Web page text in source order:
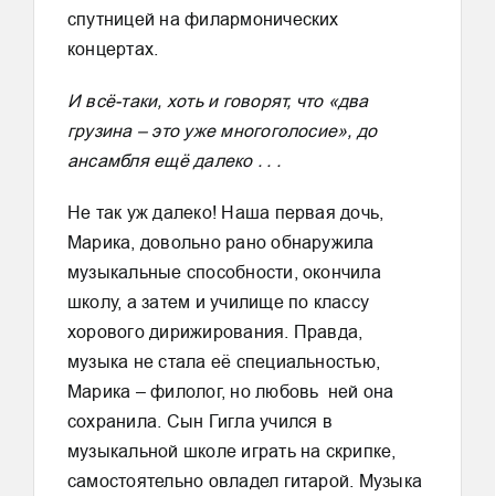
спутницей на филармонических
концертах.
И всё-таки, хоть и говорят, что «два
грузина – это уже многоголосие», до
ансамбля ещё далеко . . .
Не так уж далеко! Наша первая дочь,
Марика, довольно рано обнаружила
музыкальные способности, окончила
школу, а затем и училище по классу
хорового дирижирования. Правда,
музыка не стала её специальностью,
Марика – филолог, но любовь ней она
сохранила. Сын Гигла учился в
музыкальной школе играть на скрипке,
самостоятельно овладел гитарой. Музыка